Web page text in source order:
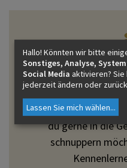
Wie kann
Wenn wir dein
du gerne in die
schnuppern
Hallo! Könnten wir bitte
Sonstiges, Analyse,
Social Media aktivieren?
jederzeit ändern oder
Lassen Sie mich wählen...